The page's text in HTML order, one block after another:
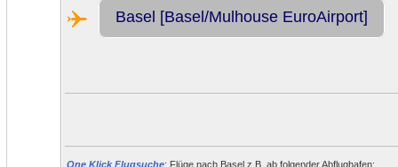
Basel [Basel/Mulhouse EuroAirport]
One Klick Flugsuche: Flüge nach Basel z.B. ab folgender Abflughafen: